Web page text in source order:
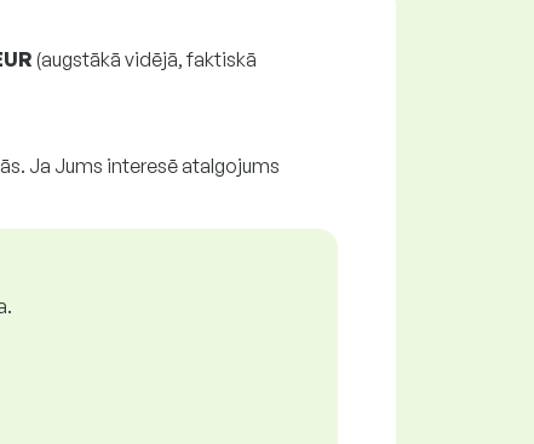
(augstākā vidējā, faktiskā
Ja Jums interesē atalgojums